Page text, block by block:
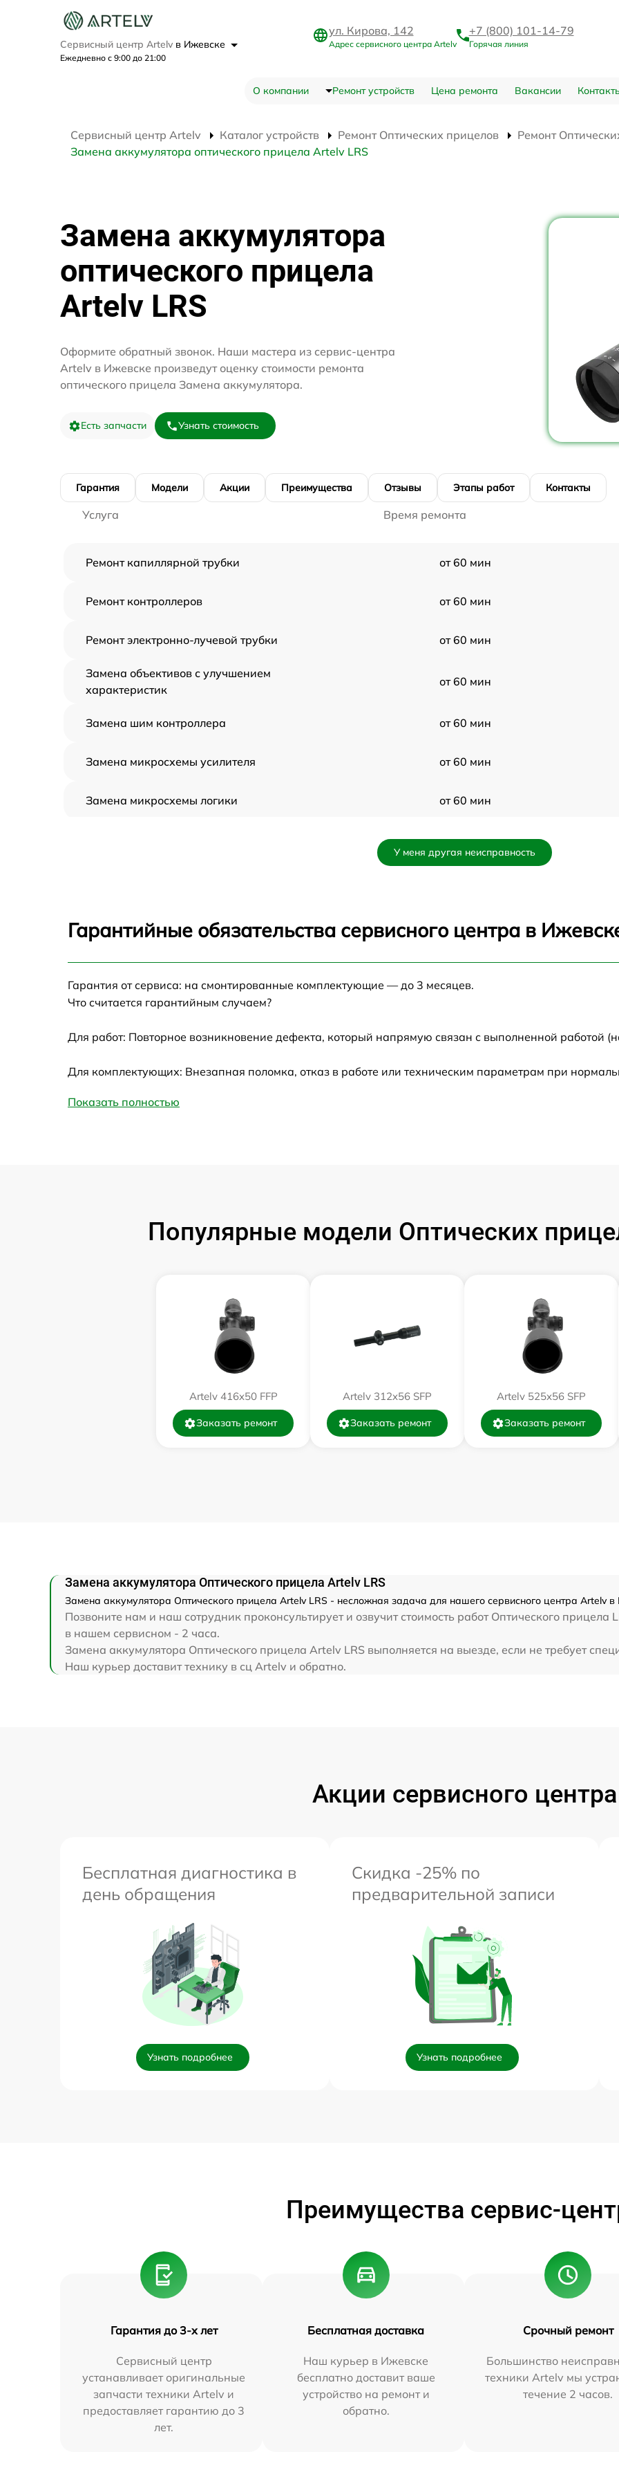
Сервисный центр Artelv в Ижевске
Ежедневно с 9:00 до 21:00
ул. Кирова, 142
Адрес сервисного центра Artelv
+7 (800) 101-14-79
Горячая линия
О компании Ремонт устройств Цена ремонта Вакансии
Сервисный центр Artelv Каталог устройств Ремонт Оптических прицелов
Ремонт
Замена аккумулятора оптического прицела Artelv LRS
Замена аккумулятора
оптического прицела
Artelv LRS
Оформите обратный звонок. Наши мастера из сервис-центра
Artelv в Ижевске произведут оценку стоимости ремонта
оптического прицела Замена аккумулятора.
Есть запчасти Узнать стоимость
Гарантия Модели Акции Преимущества Отзывы Этапы работ Контакты
Услуга Время ремонта
Ремонт капиллярной трубки от 60 мин
Ремонт контроллеров от 60 мин
Ремонт электронно-лучевой трубки от 60 мин
Замена объективов с улучшением
характеристик
от 60 мин
Замена шим контроллера от 60 мин
Замена микросхемы усилителя от 60 мин
Замена микросхемы логики от 60 мин
от 60 мин
Калибровка и настройка тепловизора
Ремонт датчика синхроимпульсов от 60 мин
Ремонт оптики
Восстановление питания от 60 мин
Замена ключей управления от 60 мин
Замена USB порта от 60 мин
Замена дисплея (экрана)
от 60 мин
У меня другая неисправность
Гарантийные обязательства сервисного центра в
Гарантия от сервиса: на смонтированные комплектующие — до 3 месяцев.
Что считается гарантийным случаем?
Для работ: Повторное возникновение дефекта, который напрямую связан с выполненной работой
Для комплектующих: Внезапная поломка, отказ в работе или техническим параметрам при
Показать полностью
Популярные модели Оптических
Artelv 416x50 FFP
Заказать ремонт
Artelv 312x56 SFP
Заказать ремонт
Artelv 525x56 SFP
Заказать ремонт
Замена аккумулятора Оптического прицела Artelv LRS
Замена аккумулятора Оптического прицела Artelv LRS - несложная задача для нашего сервисного центра Artelv
Позвоните нам и наш сотрудник проконсультирует и озвучит стоимость работ Оптического прицела
в нашем сервисном - 2 часа.
Замена аккумулятора Оптического прицела Artelv LRS выполняется на выезде, если не требует
Наш курьер доставит технику в сц Artelv и обратно.
Акции сервисного центра
Бесплатная диагностика в
день обращения
Узнать подробнее
Скидка -25% по
предварительной записи
Узнать подробнее
Преимущества сервис-
Гарантия до 3-х лет
Сервисный центр
устанавливает оригинальные
запчасти техники Artelv и
предоставляет гарантию до 3
лет.
Бесплатная доставка
Наш курьер в Ижевске
бесплатно доставит ваше
устройство на ремонт и
обратно.
Срочный ремонт
Большинство
техники Artelv мы
течение 2 часов.